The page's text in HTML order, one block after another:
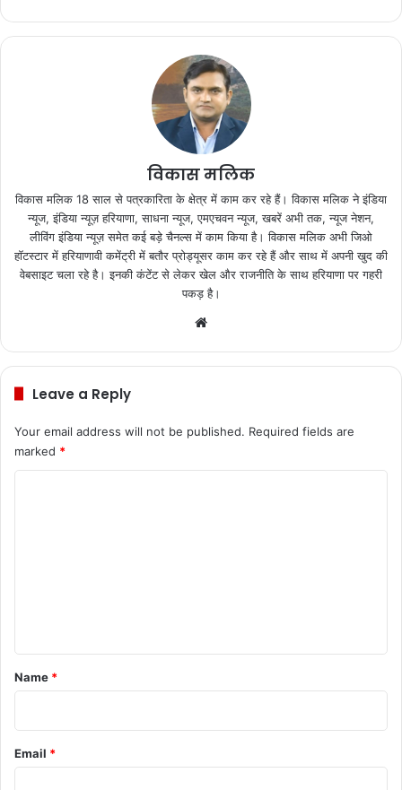
विकास मलिक
विकास मलिक 18 साल से पत्रकारिता के क्षेत्र में काम कर रहे हैं। विकास मलिक ने इंडिया
न्यूज, इंडिया न्यूज़ हरियाणा, साधना न्यूज, एमएचवन न्यूज, खबरें अभी तक, न्यूज नेशन,
लीविंग इंडिया न्यूज़ समेत कई बड़े चैनल्स में काम किया है। विकास मलिक अभी जिओ
हॉटस्टार में हरियाणावी कमेंट्री में बतौर प्रोड्यूसर काम कर रहे हैं और साथ में अपनी खुद की
वेबसाइट चला रहे है। इनकी कंटेंट से लेकर खेल और राजनीति के साथ हरियाणा पर गहरी
पकड़ है।
te
Leave a Reply
Your email address will not be published. Required fields are
marked *
*
Name *
Email *